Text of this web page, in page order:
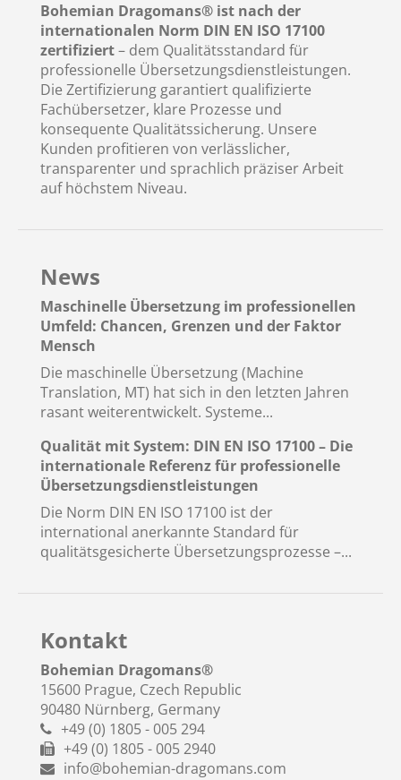
Bohemian Dragomans® ist nach der
internationalen Norm DIN EN ISO 17100
zertifiziert– dem Qualitätsstandard für
professionelle Übersetzungsdienstleistungen.
Die Zertifizierung garantiert qualifizierte
Fachübersetzer, klare Prozesse und
konsequente Qualitätssicherung. Unsere
Kunden profitieren von verlässlicher,
transparenter und sprachlich präziser Arbeit
auf höchstem Niveau.
News
Maschinelle Übersetzung im professionellen
Umfeld: Chancen, Grenzen und der Faktor
Mensch
Die maschinelle Übersetzung (Machine
Translation, MT) hat sich in den letzten Jahren
rasant weiterentwickelt. Systeme...
Qualität mit System: DIN EN ISO 17100 – Die
internationale Referenz für professionelle
Übersetzungsdienstleistungen
Die Norm DIN EN ISO 17100 ist der
international anerkannte Standard für
qualitätsgesicherte Übersetzungsprozesse –...
Kontakt
Bohemian Dragomans®
15600 Prague, Czech Republic
90480 Nürnberg, Germany
+49 (0) 1805 - 005 294
+49 (0) 1805 - 005 2940
info@bohemian-dragomans.com